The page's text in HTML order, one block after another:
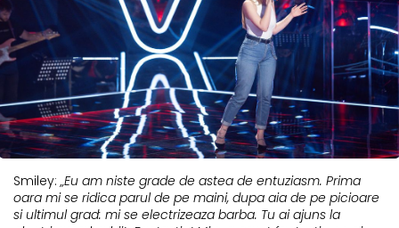
Smiley: „Eu am niste grade de astea de entuziasm. Prima
oara mi se ridica parul de pe maini, dupa aia de pe picioare
si ultimul grad: mi se electrizeaza barba. Tu ai ajuns la